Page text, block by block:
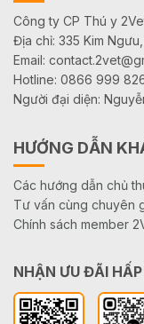
Công ty CP Thú y
Địa chỉ: 335 Kim
Email:
Hotline: 0866 999
Người đại diện:
HƯỚNG DẪN
Các hướng dẫn chủ
Tư vấn cùng chuyên
Chính sách member
NHẬN ƯU ĐÃI